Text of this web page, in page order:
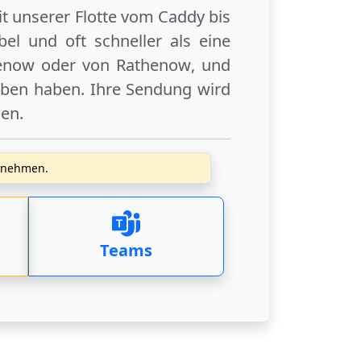
unserer Flotte vom Caddy bis
und oft schneller als eine
oder von Rathenow, und
haben. Ihre Sendung wird
.
Teams